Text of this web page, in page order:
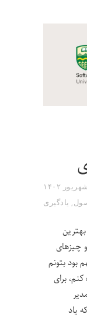
, یادگیری
چیزهای
بود بتونم
برای
یاد